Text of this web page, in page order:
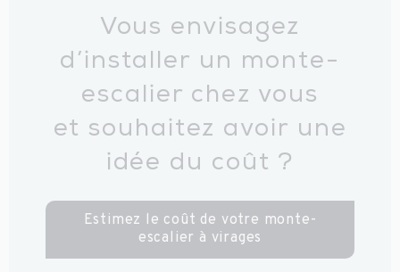
Vous envisagez
d’installer un monte-
escalier chez vous
et souhaitez avoir une
idée du coût ?
Estimez le coût de votre monte-
escalier à virages